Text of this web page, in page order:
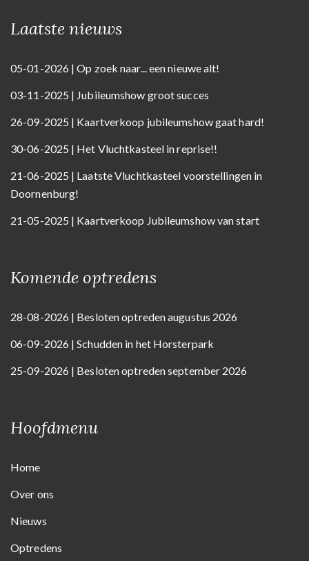
Laatste nieuws
05-01-2026 | Op zoek naar... een nieuwe alt!
03-11-2025 | Jubileumshow groot succes
26-09-2025 | Kaartverkoop jubileumshow gaat hard!
30-06-2025 | Het Vluchtkasteel in reprise!!
21-06-2025 | Laatste Vluchtkasteel voorstellingen in
Doornenburg!
21-05-2025 | Kaartverkoop Jubileumshow van start
Komende optredens
28-08-2026 | Besloten optreden augustus 2026
06-09-2026 | Schudden in het Horsterpark
25-09-2026 | Besloten optreden september 2026
Hoofdmenu
Home
Over ons
Nieuws
Optredens